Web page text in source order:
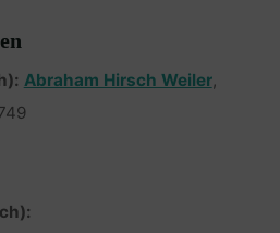
Abraham Hirsch Weiler,